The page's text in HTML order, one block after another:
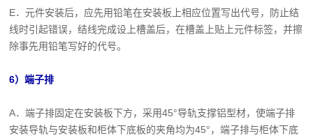
E．元件安装后，应先用铅笔在安装板上相应位置写出代号，防止结
线时引起错误，结线完成设上槽盖后，在槽盖上贴上元件标签，并擦
除事先用铅笔写好的代号。
6）端子排
A．端子排固定在安装板下方，采用45°导轨支撑铝型材，使端子排
安装导轨与安装板和柜体下底板的夹角均为45°，端子排与柜体下底